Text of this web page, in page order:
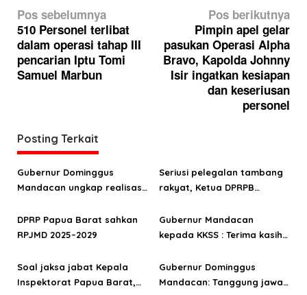
N
a
v
i
s
i
p
o
s
Pos sebelumnya
510 Personel terlibat
dalam operasi tahap III
pencarian Iptu Tomi
Samuel Marbun
Pos berikutnya
Pimpin apel gelar
pasukan Operasi Alpha
Bravo, Kapolda Johnny
Isir ingatkan kesiapan
dan keseriusan
personel
Posting Terkait
Gubernur Dominggus
Mandacan ungkap realisasi
Barat 2025 tak capai target
Seriusi pelegalan tambang
rakyat, Ketua DPRPB
Menko Perekonomian dan
Menteri ESDM
DPRP Papua Barat sahkan
RPJMD 2025–2029
Gubernur Mandacan
kepada KKSS : Terima kasih
negeri sendiri
Soal jaksa jabat Kepala
Inspektorat Papua Barat,
Gubernur Dominggus
Mandacan: Tanggung jawab